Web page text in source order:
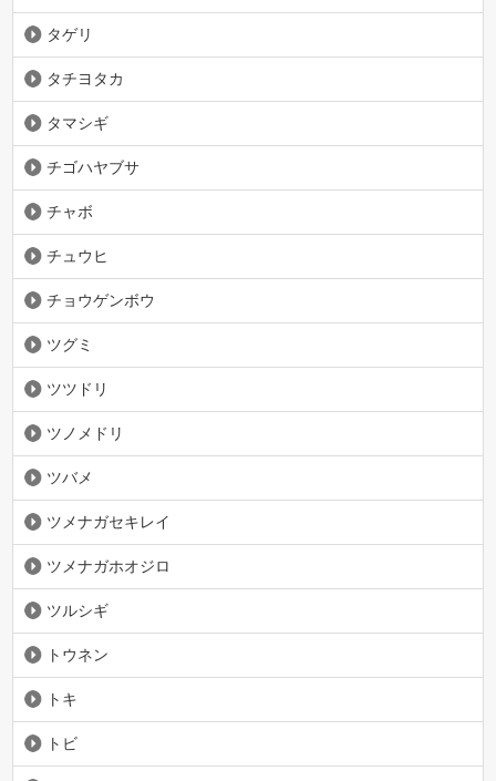
タゲリ
タチヨタカ
タマシギ
チゴハヤブサ
チャボ
チュウヒ
チョウゲンボウ
ツグミ
ツツドリ
ツノメドリ
ツバメ
ツメナガセキレイ
ツメナガホオジロ
ツルシギ
トウネン
トキ
トビ